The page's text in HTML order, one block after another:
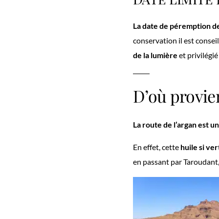
La date de péremption
conservation il est
de la lumière et
D’où
La route de l’argan est
En effet, cette huile si
en passant par